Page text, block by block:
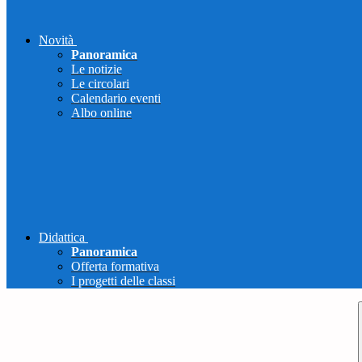
Novità
Panoramica
Le notizie
Le circolari
Calendario eventi
Albo online
Didattica
Panoramica
Offerta formativa
I progetti delle classi